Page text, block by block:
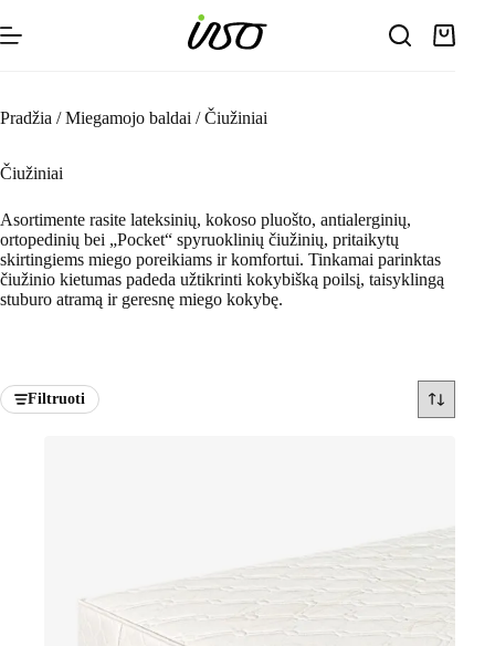
to
content
Pradžia / Miegamojo baldai / Čiužiniai
Čiužiniai
Asortimente rasite lateksinių, kokoso pluošto, antialerginių,
ortopedinių bei „Pocket“ spyruoklinių čiužinių, pritaikytų
skirtingiems miego poreikiams ir komfortui. Tinkamai parinktas
čiužinio kietumas padeda užtikrinti kokybišką poilsį, taisyklingą
stuburo atramą ir geresnę miego kokybę.
Filtruoti